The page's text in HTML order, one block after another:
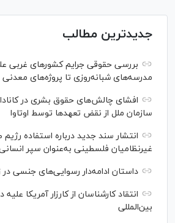
جدیدترین مطالب
بررسی حقوقی جرایم کشور‌های غربی
مدرسه‌های شبانه‌روزی تا پروژه‌های معدنی
افشای چالش‌های حقوق بشری در
سازمان ملل از نقض تعهد‌ها توسط اوتاوا
انتشار سند جدید درباره استفاده
غیرنظامیان فلسطینی به‌عنوان سپر
داستان ادامه‌دار رسوایی‌های جنسی در
انتقاد کارشناسان از کارزار آمریکا
بین‌المللی